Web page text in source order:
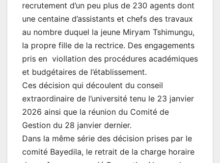
recrutement d’un peu plus de 230 agents dont
une centaine d’assistants et chefs des travaux
au nombre duquel la jeune Miryam Tshimungu,
la propre fille de la rectrice. Des engagements
pris en viollation des procédures académiques
et budgétaires de l’établissement.
Ces décision qui découlent du conseil
extraordinaire de l’université tenu le 23 janvier
2026 ainsi que la réunion du Comité de
Gestion du 28 janvier dernier.
Dans la même série des décision prises par le
comité Bayedila, le retrait de la charge horaire